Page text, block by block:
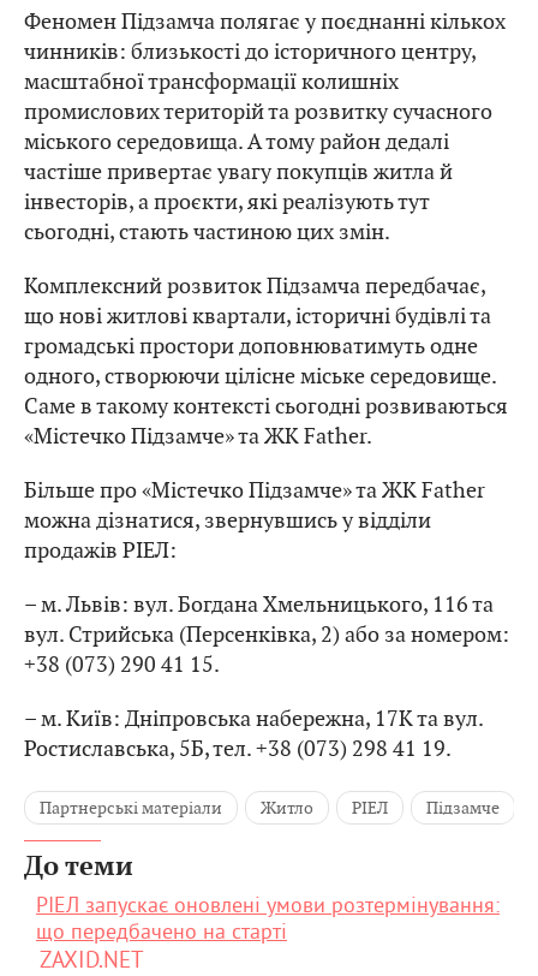
Феномен Підзамча полягає у поєднанні кількох
чинників: близькості до історичного центру,
масштабної трансформації колишніх
промислових територій та розвитку сучасного
міського середовища. А тому район дедалі
частіше привертає увагу покупців житла й
інвесторів, а проєкти, які реалізують тут
сьогодні, стають частиною цих змін.
Комплексний розвиток Підзамча передбачає,
що нові житлові квартали, історичні будівлі та
громадські простори доповнюватимуть одне
одного, створюючи цілісне міське середовище.
Саме в такому контексті сьогодні розвиваються
«Містечко Підзамче» та ЖК Father.
Більше про «Містечко Підзамче» та ЖК Father
можна дізнатися, звернувшись у відділи
продажів РІЕЛ:
– м. Львів: вул. Богдана Хмельницького, 116 та
вул. Стрийська (Персенківка, 2) або за номером:
+38 (073) 290 41 15.
– м. Київ: Дніпровська набережна, 17К та вул.
Ростиславська, 5Б, тел. +38 (073) 298 41 19.
Партнерські матеріали Житло РІЕЛ Підзамче
До теми
РІЕЛ запускає оновлені умови розтермінування:
що передбачено на старті
ZAXID.NET